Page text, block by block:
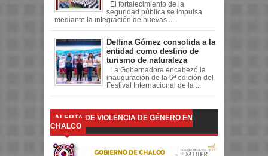
El fortalecimiento de la
seguridad pública se impulsa
mediante la integración de nuevas ...
Delfina Gómez consolida a la
entidad como destino de
turismo de naturaleza
La Gobernadora encabezó la
inauguración de la 6ª edición del
Festival Internacional de la ...
ALERTA DE VIOLENCIA DE GÉNERO EN
CHALCO